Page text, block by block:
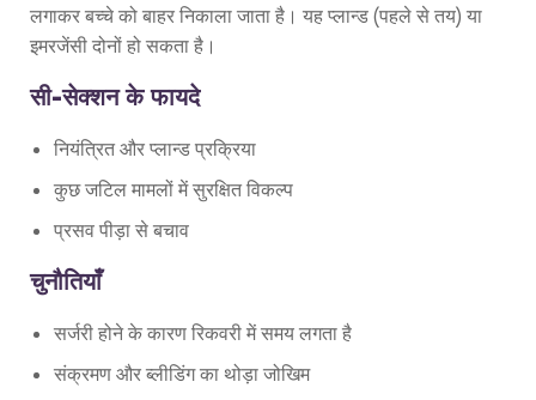
लगाकर बच्चे को बाहर निकाला जाता है। यह प्लान्ड (पहले से तय) या
इमरजेंसी दोनों हो सकता है।
सी-सेक्शन के फायदे
नियंत्रित और प्लान्ड प्रक्रिया
कुछ जटिल मामलों में सुरक्षित विकल्प
प्रसव पीड़ा से बचाव
चुनौतियाँ
सर्जरी होने के कारण रिकवरी में समय लगता है
संक्रमण और ब्लीडिंग का थोड़ा जोखिम